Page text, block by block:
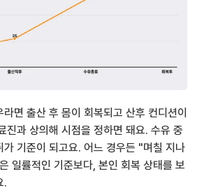
면 출산 후 몸이 회복되고 산후 컨디션이
진과 상의해 시점을 정하면 돼요. 수유 중
가 기준이 되고요. 어느 경우든 "며칠 지나
일률적인 기준보다, 본인 회복 상태를 보
.